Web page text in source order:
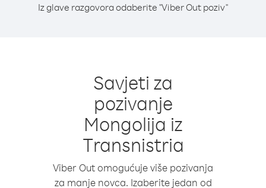
Iz glave razgovora odaberite "Viber Out poziv"
Savjeti za
pozivanje
Mongolija iz
Transnistria
Viber Out omogućuje više pozivanja
za manje novca. Izaberite jedan od